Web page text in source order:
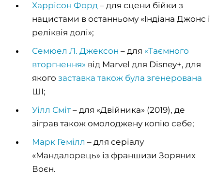
Харрісон Форд – для сцени бійки з
нацистами в останньому «Індіана Джонс і
реліквія долі»;
Семюел Л. Джексон – для «Таємного
вторгнення» від Marvel для Disney+, для
якого заставка також була згенерована
ШІ;
Уілл Сміт – для «Двійника» (2019), де
зіграв також омолоджену копію себе;
Марк Гемілл – для серіалу
«Мандалорець» із франшизи Зоряних
Воєн.